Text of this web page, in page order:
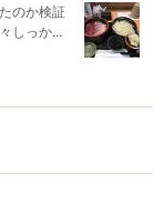
のか検証
しっか...